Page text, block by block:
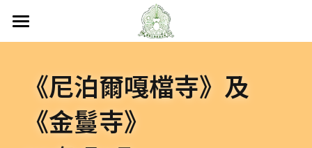
首頁
關於嘎檔
認識嘎檔
傳承祖師
嘎檔修行
《尼泊爾嘎檔寺》及
《金鬘寺》